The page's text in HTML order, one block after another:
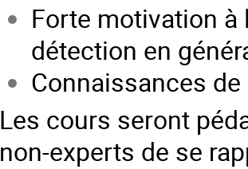
Forte motivation
détection en
Connaissances
Les cours seront
non-experts de se